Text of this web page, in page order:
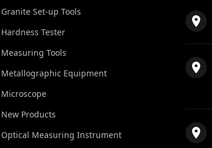
Granite Set-up Tools
Hardness Tester
Measuring Tools
Metallographic Equipment
Microscope
New Products
Optical Measuring Instrument